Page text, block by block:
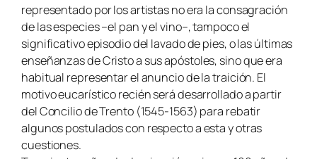
representado por los artistas no era la consagración
de las especies –el pan y el vino–, tampoco el
significativo episodio del lavado de pies, o las últimas
enseñanzas de Cristo a sus apóstoles, sino que era
habitual representar el anuncio de la traición. El
motivo eucarístico recién será desarrollado a partir
del Concilio de Trento (1545-1563) para rebatir
algunos postulados con respecto a esta y otras
cuestiones.